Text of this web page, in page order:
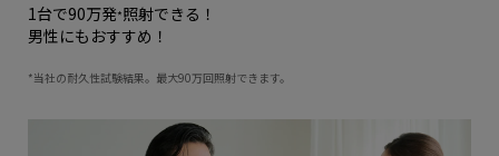
1台で90万発*照射できる！
男性にもおすすめ！
*当社の耐久性試験結果。最大90万回照射できます。